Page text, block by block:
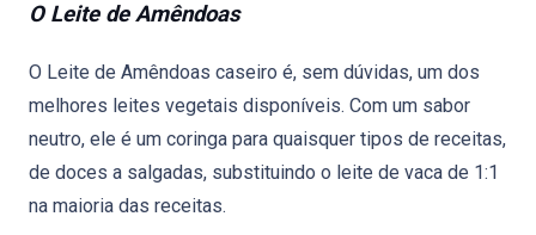
O Leite de Amêndoas
O Leite de Amêndoas caseiro é, sem dúvidas, um dos
melhores leites vegetais disponíveis. Com um sabor
neutro, ele é um coringa para quaisquer tipos de receitas,
de doces a salgadas, substituindo o leite de vaca de 1:1
na maioria das receitas.